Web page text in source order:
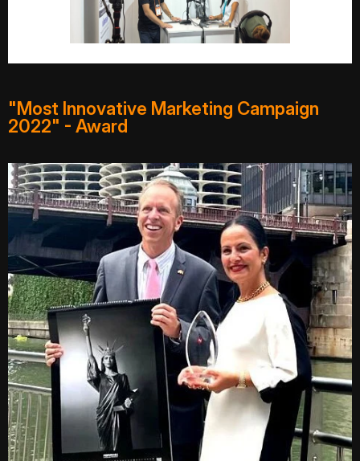
"Most Innovative Marketing Campaign
2022" - Award